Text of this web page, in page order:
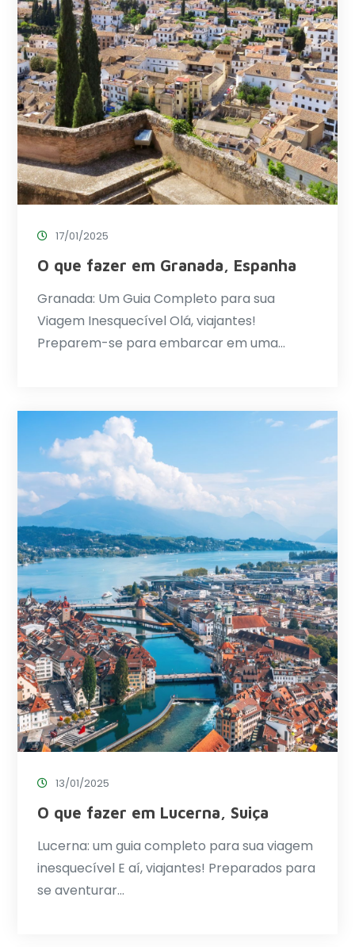
17/01/2025
O que fazer em Granada, Espanha
Granada: Um Guia Completo para sua
Viagem Inesquecível Olá, viajantes!
Preparem-se para embarcar em uma…
13/01/2025
O que fazer em Lucerna, Suiça
Lucerna: um guia completo para sua viagem
inesquecível E aí, viajantes! Preparados para
se aventurar…